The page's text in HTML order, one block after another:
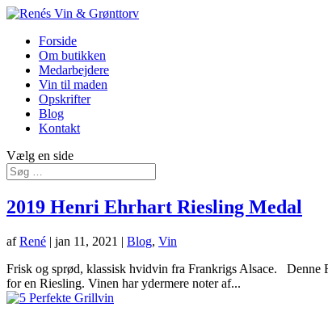
Forside
Om butikken
Medarbejdere
Vin til maden
Opskrifter
Blog
Kontakt
Vælg en side
2019 Henri Ehrhart Riesling Medal
afRené | jan 11, 2021 | Blog, Vin
Frisk og sprød, klassisk hvidvin fra Frankrigs Alsace. Denne
for en Riesling. Vinen har ydermere noter af...